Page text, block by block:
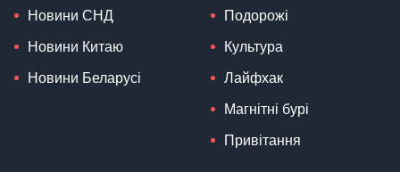
Новини СНД
Новини Китаю
Новини Беларусі
Подорожі
Культура
Лайфхак
Магнітні бурі
Привітання